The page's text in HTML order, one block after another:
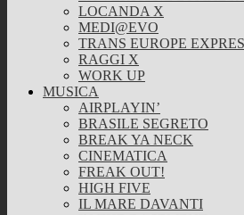
LOCANDA X
MEDI@EVO
TRANS EUROPE
RAGGI X
WORK UP
MUSICA
AIRPLAYIN’
BRASILE SEGRETO
BREAK YA NECK
CINEMATICA
FREAK OUT!
HIGH FIVE
IL MARE DAVANTI